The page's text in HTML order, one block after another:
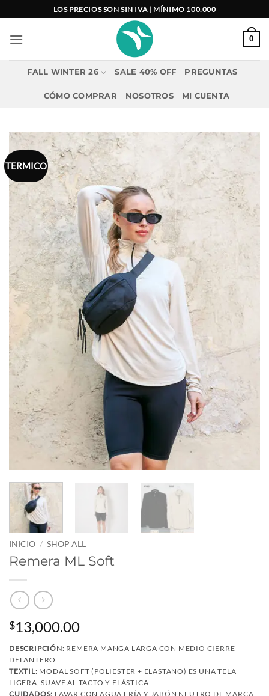
al
contenido
LOS PRECIOS SON SIN IVA | MÍNIMO 100.000
0
FALL WINTER 26 SALE 40% OFF PREGUNTAS
CÓMO COMPRAR NOSOTROS MI CUENTA
TERMICO
INICIO / SHOP ALL
Remera ML Soft
$13,000.00
DESCRIPCIÓN: REMERA MANGA LARGA CON MEDIO CIERRE
DELANTERO
TEXTIL: MODAL SOFT (POLIESTER + ELASTANO) ES UNA TELA
LIGERA, SUAVE AL TACTO Y ELÁSTICA
CUIDADOS: LAVAR CON AGUA FRÍA Y JABÓN NEUTRO DE MARCA,